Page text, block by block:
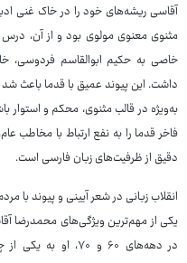
آقاسی ریشه‌های خود را در خاک غنی
مثنوی معنوی مولوی بود و از آن،
خاصی به حکیم ابوالقاسم فردوسی،
داشت. این پیوند عمیق با قدما باعث شد
به‌ویژه در قالب مثنوی، محکم و استوار
فاخر قدما را به نفع ارتباط با مخاطب
دقیق از ظرفیت‌های زبان فارسی است.
انقلاب زبانی در شعر آیینی و پیوند با
یکی از مهم‌ترین ویژگی‌های محمدرضا
در دهه‌های ۶۰ و